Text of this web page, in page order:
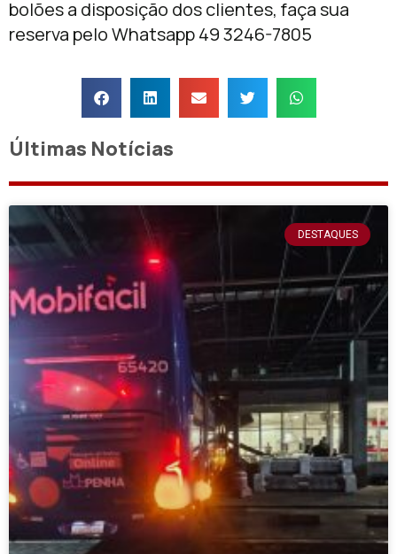
bolões a disposição dos clientes, faça sua
reserva pelo Whatsapp49 3246-7805
Últimas Notícias
DESTAQUES